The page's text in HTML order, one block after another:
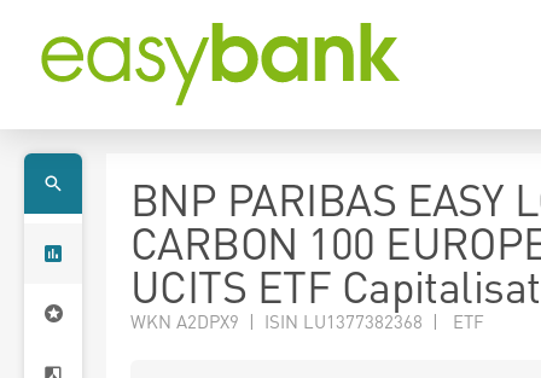
BNP PARIBAS EASY
CARBON 100
UCITS ETF
WKN A2DPX9 | ISIN LU1377382368 | ETF